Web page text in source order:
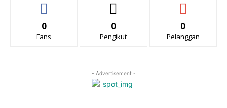
0
Fans
0
Pengikut
0
Pelanggan
- Advertisement -